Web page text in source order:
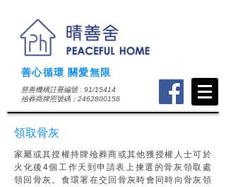
善心循環 關愛無限
慈善機構註冊編號 : 91/15414
​殮葬商牌照號碼：2462800158
領取骨灰
家屬或其授權持牌殮葬商或其他獲授權人士可於
火化後4個工作天到申請表上揀選的骨灰領取處
領回骨灰。食環署在交回骨灰時會同時向骨灰領